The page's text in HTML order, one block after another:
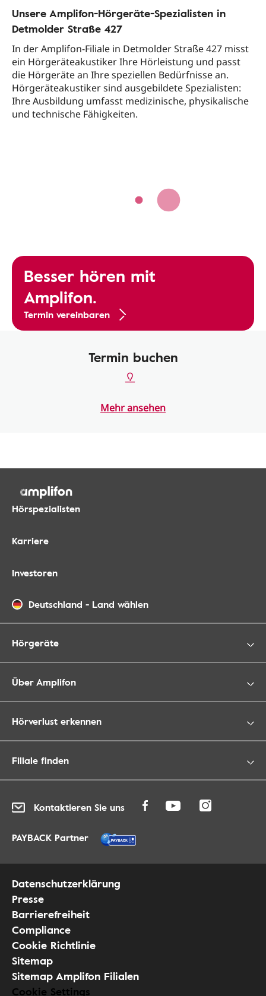
Unsere Amplifon-Hörgeräte-Spezialisten in
Detmolder Straße 427
In der Amplifon-Filiale in Detmolder Straße 427 misst
ein Hörgeräteakustiker Ihre Hörleistung und passt
die Hörgeräte an Ihre speziellen Bedürfnisse an.
Hörgeräteakustiker sind ausgebildete Spezialisten:
Ihre Ausbildung umfasst medizinische, physikalische
und technische Fähigkeiten.
Besser hören mit
Amplifon.
Termin vereinbaren
Termin buchen
Mehr ansehen
Hörspezialisten
Karriere
Investoren
Deutschland - Land wählen
Hörgeräte
Über Amplifon
Hörverlust erkennen
Filiale finden
Kontaktieren Sie uns
PAYBACK Partner
Datenschutzerklärung
Presse
Barrierefreiheit
Compliance
Cookie Richtlinie
Sitemap
Sitemap Amplifon Filialen
Cookie Settings